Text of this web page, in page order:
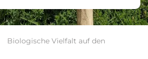
Biologische Vielfalt auf den